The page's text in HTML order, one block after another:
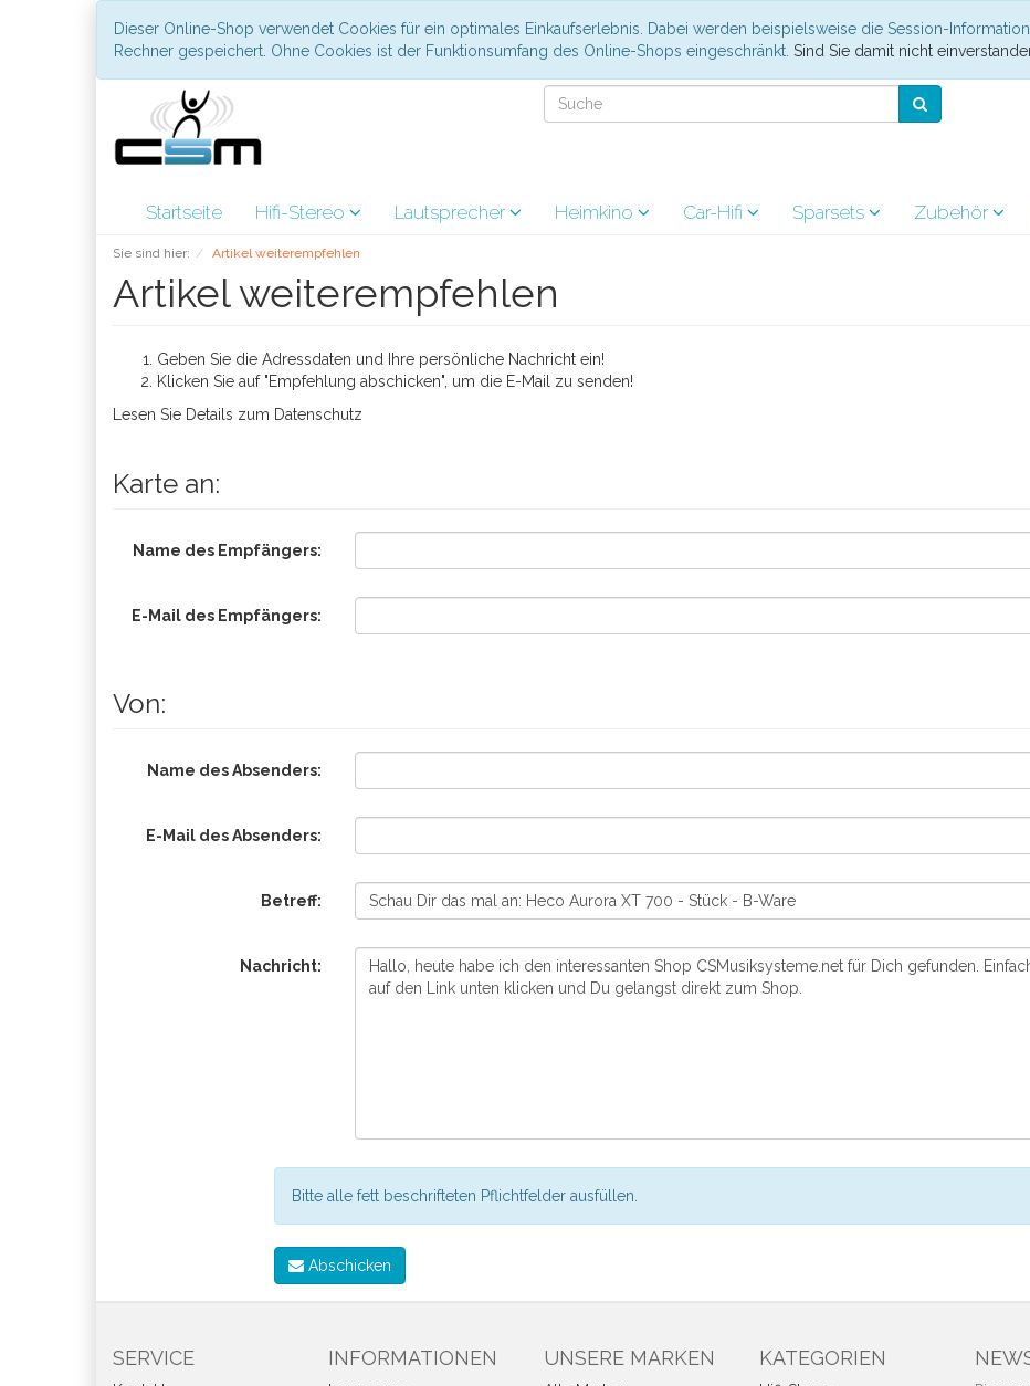
Dieser Online-Shop verwendet Cookies für ein optimales Einkaufserlebnis. Dabei werden beispielsweise die Session-
Rechner gespeichert. Ohne Cookies ist der Funktionsumfang des Online-Shops eingeschränkt. Sind Sie damit nicht
Startseite Hifi-Stereo Lautsprecher Heimkino Car-Hifi Sparsets Zubehör
Sie sind hier: Artikel weiterempfehlen
Artikel weiterempfehlen
Geben Sie die Adressdaten und Ihre persönliche Nachricht ein!
Klicken Sie auf "Empfehlung abschicken", um die E-Mail zu senden!
Lesen Sie Details zum Datenschutz
Karte an:
Name des Empfängers:
E-Mail des Empfängers:
Von:
Name des Absenders:
E-Mail des Absenders:
Betreff:
Nachricht:
Bitte alle fett beschrifteten Pflichtfelder ausfüllen.
Abschicken
SERVICE INFORMATIONEN UNSERE MARKEN KATEGORIEN